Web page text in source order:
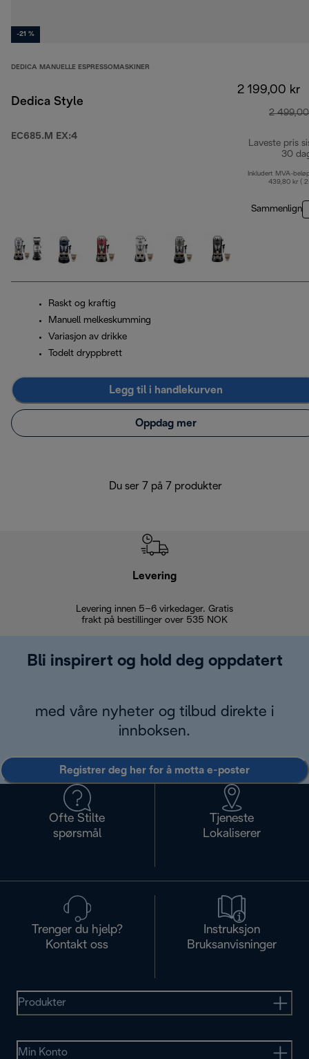
-21 %
DEDICA MANUELLE ESPRESSOMASKINER
Dedica Style
EC685.M EX:4
2 199,00 kr
2
Laveste pris
30
Inkludert MVA-
439,80 kr (
Sammenlign
Raskt og kraftig
Manuell melkeskumming
Variasjon av drikke
Todelt dryppbrett
Legg til i handlekurven
Oppdag mer
Du ser 7 på 7 produkter
Levering
Levering innen 5–6 virkedager. Gratis
frakt på bestillinger over 535 NOK
Bli inspirert og hold deg oppdatert
med våre nyheter og tilbud direkte i
innboksen.
Registrer deg her for å motta e-poster
Ofte Stilte
spørsmål
Tjeneste
Lokaliserer
Trenger du hjelp?
Kontakt oss
Instruksjon
Bruksanvisninger
Produkter
Min Konto